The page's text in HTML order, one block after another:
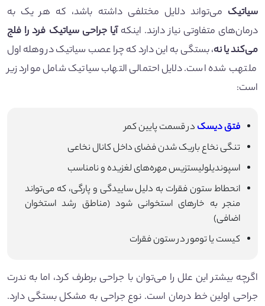
سیاتیک می‌تواند دلایل مختلفی داشته باشد، که هر یک به
درمان‌های متفاوتی نیاز دارند. اینکهآیا جراحی سیاتیک فرد را فلج
می‌کند یا نه، بستگی به این دارد که چرا عصب سیاتیک در وهله اول
ملتهب شده است. دلایل احتمالی التهاب سیاتیک شامل موارد زیر
است:
فتق دیسک در قسمت پایین کمر
تنگی نخاع باریک شدن فضای داخل کانال نخاعی
اسپوندیلولیستزیس مهره‌های لغزیده و نامناسب
انحطاط ستون فقرات به دلیل ساییدگی و پارگی، که می‌تواند
منجر به خارهای استخوانی شود (مناطق رشد استخوان
اضافی)
کیست یا تومور در ستون فقرات
اگرچه بیشتر این علل را می‌توان با جراحی برطرف کرد، اما به ندرت
جراحی اولین خط درمان است. نوع جراحی به مشکل بستگی دارد.